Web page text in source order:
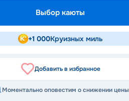
Выбор каюты
+1 000Круизных миль
Добавить в избранное
Моментально оповестим о снижении цены